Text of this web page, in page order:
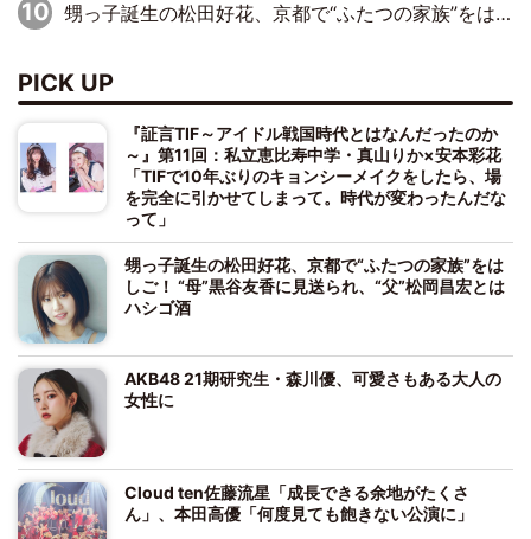
甥っ子誕生の松田好花、京都で“ふたつの家族”をはしご！ “母”黒谷友香に見送られ、“父”松岡昌宏とはハシゴ酒
PICK UP
『証言TIF～アイドル戦国時代とはなんだったのか
～』第11回：私立恵比寿中学・真山りか×安本彩花
「TIFで10年ぶりのキョンシーメイクをしたら、場
を完全に引かせてしまって。時代が変わったんだな
って」
甥っ子誕生の松田好花、京都で“ふたつの家族”をは
しご！ “母”黒谷友香に見送られ、“父”松岡昌宏とは
ハシゴ酒
AKB48 21期研究生・森川優、可愛さもある大人の
女性に
Cloud ten佐藤流星「成長できる余地がたくさ
ん」、本田高優「何度見ても飽きない公演に」